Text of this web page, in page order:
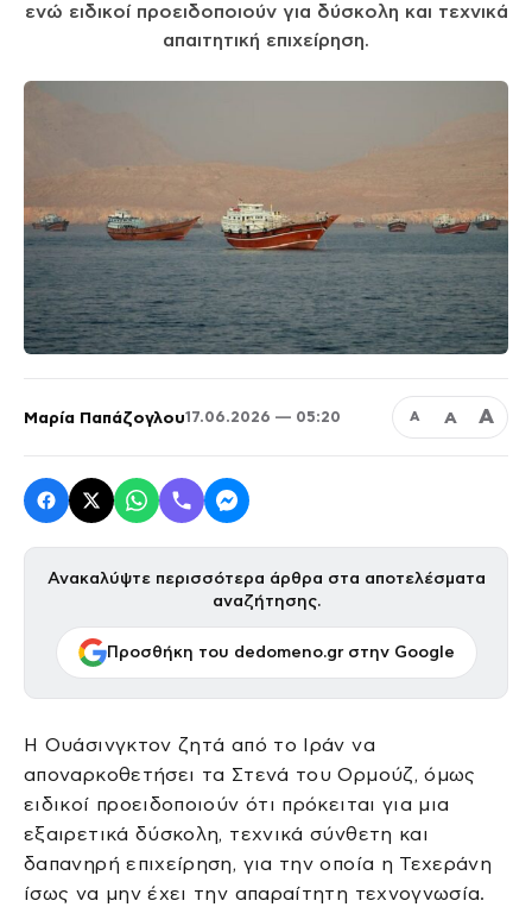
ενώ ειδικοί προειδοποιούν για δύσκολη και τεχνικά
απαιτητική επιχείρηση.
Μαρία Παπάζογλου17.06.2026 — 05:20 Α Α Α
Ανακαλύψτε περισσότερα άρθρα στα αποτελέσματα
αναζήτησης.
Προσθήκη του dedomeno.gr στην Google
Η Ουάσινγκτον ζητά από το Ιράν να
αποναρκοθετήσει τα Στενά του Ορμούζ, όμως
ειδικοί προειδοποιούν ότι πρόκειται για μια
εξαιρετικά δύσκολη, τεχνικά σύνθετη και
δαπανηρή επιχείρηση, για την οποία η Τεχεράνη
ίσως να μην έχει την απαραίτητη τεχνογνωσία.